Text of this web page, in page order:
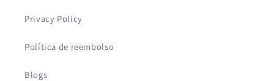
Privacy Policy
Política de reembolso
Blogs